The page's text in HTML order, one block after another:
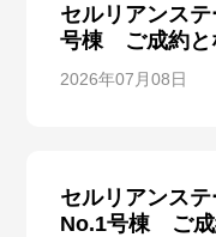
セルリアンス
号棟 ご成約と
2026年07月08日
セルリアンス
No.1号棟 ご成